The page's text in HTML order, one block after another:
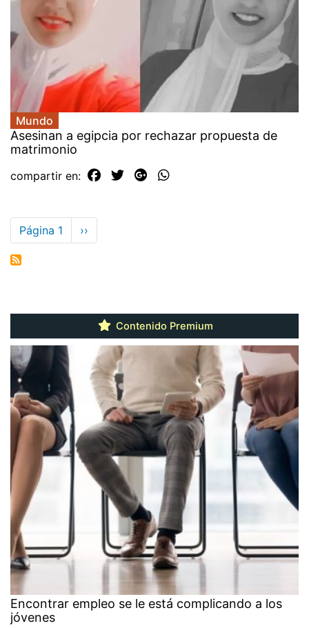
Mundo
Asesinan a egipcia por rechazar propuesta de
matrimonio
compartir en:
Paginación
Página 1
Siguiente
página
››
Contenido Premium
Encontrar empleo se le está complicando a los
jóvenes